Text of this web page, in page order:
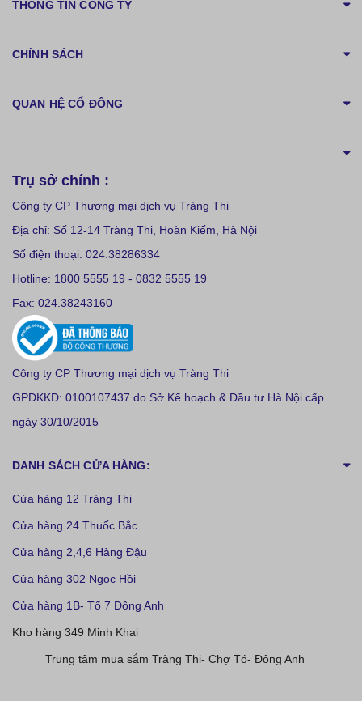
THÔNG TIN CÔNG TY
CHÍNH SÁCH
QUAN HỆ CỔ ĐÔNG
Trụ sở chính :
Công ty CP Thương mại dịch vụ Tràng Thi
Địa chỉ: Số 12-14 Tràng Thi, Hoàn Kiếm, Hà Nội
Số điện thoại: 024.38286334
Hotline: 1800 5555 19 - 0832 5555 19
Fax: 024.38243160
Công ty CP Thương mại dịch vụ Tràng Thi
GPDKKD: 0100107437 do Sở Kế hoạch & Đầu tư Hà Nội cấp
ngày 30/10/2015
DANH SÁCH CỬA HÀNG:
Cửa hàng 12 Tràng Thi
Cửa hàng 24 Thuốc Bắc
Cửa hàng 2,4,6 Hàng Đậu
Cửa hàng 302 Ngọc Hồi
Cửa hàng 1B- Tổ 7 Đông Anh
Kho hàng 349 Minh Khai
Trung tâm mua sắm Tràng Thi- Chợ Tó- Đông Anh